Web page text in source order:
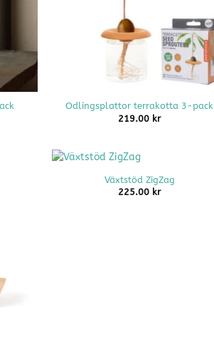
Odlingsplattor terrakotta 3-pack
219.00 kr
+
Växtstöd ZigZag
225.00 kr